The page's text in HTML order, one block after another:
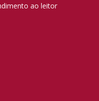
ao leitor